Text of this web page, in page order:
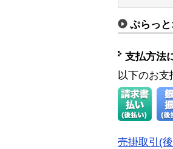
ぷらっ
支払方法
以下のお支
売掛取引(